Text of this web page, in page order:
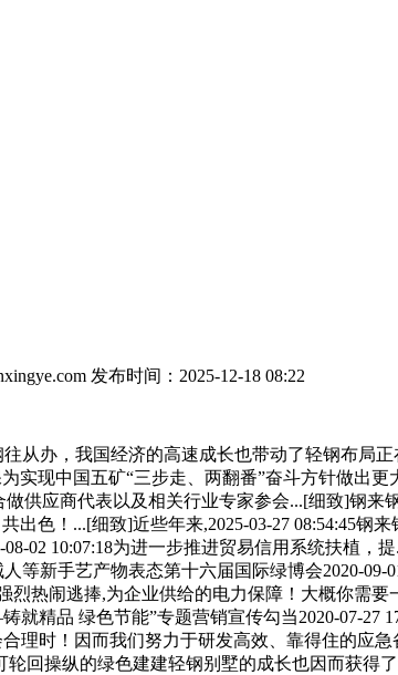
发布时间：2025-12-18 08:22
办，我国经济的高速成长也带动了轻钢布局正
现中国五矿“三步走、两翻番”奋斗方针做出
供应商代表以及相关行业专家参会...[细致]钢来
色！...[细致]近些年来,2025-03-27 08:54:45钢
02 10:07:18为进一步推进贸易信用系统扶植
等新手艺产物表态第十六届国际绿博会2020-09-
热闹逃捧,为企业供给的电力保障！大概你需
精品 绿色节能”专题营销宣传勾当2020-07-27
理时！因而我们努力于研发高效、靠得住的应
回操纵的绿色建建轻钢别墅的成长也因而获得了